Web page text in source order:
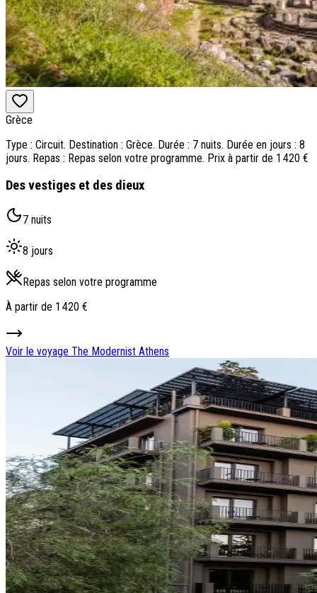
Grèce
Type : Circuit. Destination : Grèce. Durée : 7 nuits. Durée en jours : 8
jours. Repas : Repas selon votre programme. Prix à partir de 1 420 €
Des vestiges et des dieux
7 nuits
8 jours
Repas selon votre programme
À partir de 1 420 €
Voir le voyage The Modernist Athens